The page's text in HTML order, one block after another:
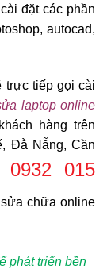
đặt các phần
autocad,
trực tiếp gọi cài
laptop online
hàng trên
Đằ Nẵng, Cần
0932 015
chữa online
phát triển bền